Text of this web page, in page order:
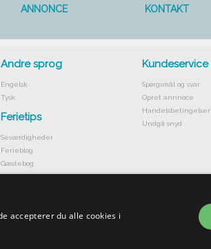
ANNONCE KONTAKT
Andre sprog
Engelsk
Tysk
Ferietips
Seværdigheder
Ferieblog
Gæstebog
Kundeservice
Spørgsmål og svar
Opret annnoce
Handelsbetingelser
Undgå snyd
accepterer du alle cookies i